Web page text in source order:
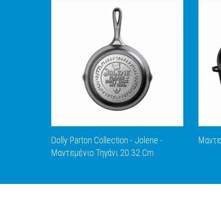
Dolly Parton Collection - Jolene -
Μαντεμένιο Τηγάνι 20.32 Cm